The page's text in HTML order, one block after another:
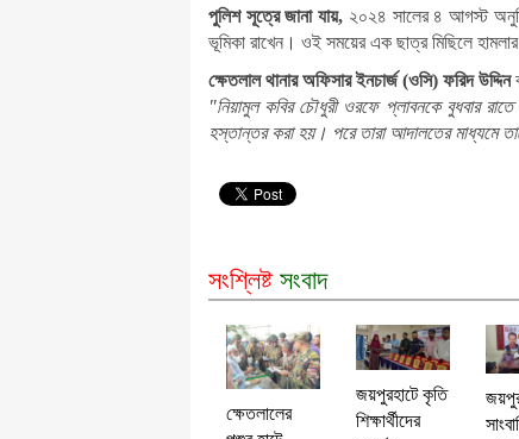
পুলিশ সূত্রে জানা যায়, ২০২৪ সালের ৪ আগস্ট
ভূমিকা রাখেন। ওই সময়ের এক ছাত্র মিছিলে
ক্ষেতলাল থানার অফিসার ইনচার্জ (ওসি) ফরিদ উদ্দিন
"নিয়ামুল কবির চৌধুরী ওরফে প্লাবনকে বুধবার
হস্তান্তর করা হয়। পরে তারা আদালতের মাধ্যমে
সংশ্লিষ্ট সংবাদ
ক্ষেতলালের
জয়পুরহাটে কৃতি
শিক্ষার্থীদের